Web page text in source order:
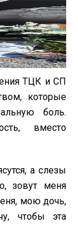
ТЦК и СП
которые
боль.
вместо
а слезы
зовут меня
мою дочь,
чтобы эта